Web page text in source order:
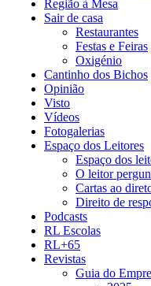
Região à Mesa
Sair de casa
Restaurantes
Festas e Feiras
Oxigénio
Cantinho dos Bichos
Opinião
Visto
Vídeos
Fotogalerias
Espaço dos Leitores
Espaço dos
O leitor
Cartas ao
Direito de
Podcasts
RL Escolas
RL+65
Revistas
Guia do